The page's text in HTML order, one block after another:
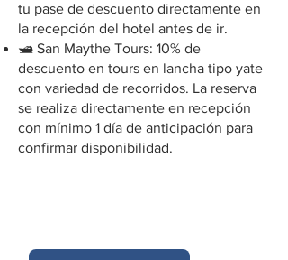
tu pase de descuento directamente en
la recepción del hotel antes de ir.
🛥️ San Maythe Tours: 10% de
descuento en tours en lancha tipo yate
con variedad de recorridos. La reserva
se realiza directamente en recepción
con mínimo 1 día de anticipación para
confirmar disponibilidad.